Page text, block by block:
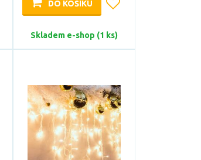
DO KOŠÍKU
Skladem e-shop (1 ks)